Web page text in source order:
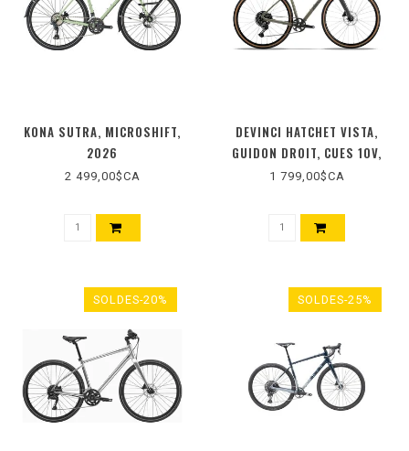
KONA SUTRA, MICROSHIFT,
2026
2 499,00$CA
DEVINCI HATCHET VISTA,
GUIDON DROIT, CUES 10V,
2026
1 799,00$CA
SOLDES-20% SOLDES-25%